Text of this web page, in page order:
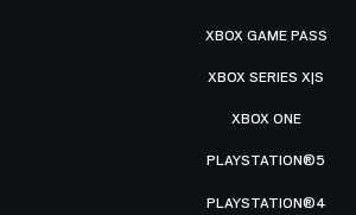
XBOX GAME PASS
XBOX SERIES X|S
XBOX ONE
PLAYSTATION®5
PLAYSTATION®4